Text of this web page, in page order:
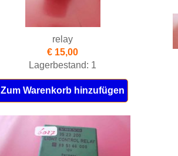
relay
€ 15,00
Lagerbestand: 1
Zum Warenkorb hinzufügen